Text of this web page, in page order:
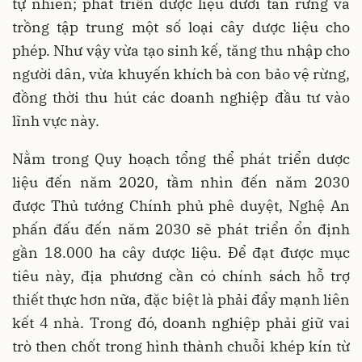
trồng tập trung một số loại cây dược liệu cho
phép. Như vậy vừa tạo sinh kế, tăng thu nhập cho
người dân, vừa khuyến khích bà con bảo vệ rừng,
đồng thời thu hút các doanh nghiệp đầu tư vào
lĩnh vực này.
Nằm trong Quy hoạch tổng thể phát triển dược
liệu đến năm 2020, tầm nhìn đến năm 2030
được Thủ tướng Chính phủ phê duyệt, Nghệ An
phấn đấu đến năm 2030 sẽ phát triển ổn định
gần 18.000 ha cây dược liệu. Để đạt được mục
tiêu này, địa phương cần có chính sách hỗ trợ
thiết thực hơn nữa, đặc biệt là phải đẩy mạnh liên
kết 4 nhà. Trong đó, doanh nghiệp phải giữ vai
trò then chốt trong hình thành chuỗi khép kín từ